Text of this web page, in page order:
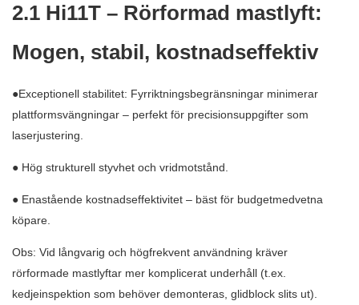
2.1 Hi11T – Rörformad mastlyft:
Mogen, stabil, kostnadseffektiv
●Exceptionell stabilitet: Fyrriktningsbegränsningar minimerar
plattformsvängningar – perfekt för precisionsuppgifter som
laserjustering.
● Hög strukturell styvhet och vridmotstånd.
● Enastående kostnadseffektivitet – bäst för budgetmedvetna
köpare.
Obs: Vid långvarig och högfrekvent användning kräver
rörformade mastlyftar mer komplicerat underhåll (t.ex.
kedjeinspektion som behöver demonteras, glidblock slits ut).